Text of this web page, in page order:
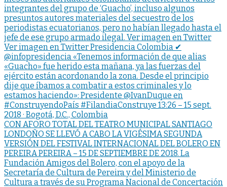
integrantes del grupo de ‘Guacho’, incluso algunos
presuntos autores materiales del secuestro de los
periodistas ecuatorianos, pero no habían llegado hasta el
jefe de ese grupo armado ilegal. Ver imagen en Twitter
Ver imagen en Twitter Presidencia Colombia ✔
@infopresidencia «Tenemos información de que alias
«Guacho» fue herido esta mañana, ya las fuerzas del
ejército están acordonando la zona. Desde el principio
dije que íbamos a combatir a estos criminales y lo
estamos haciendo»: Presidente @IvanDuque en
#ConstruyendoPaís #FilandiaConstruye 13:26 – 15 sept.
2018 · Bogotá, D.C., Colombia
CON AFORO TOTAL DEL TEATRO MUNICIPAL SANTIAGO
LONDOÑO SE LLEVÓ A CABO LA VIGÉSIMA SEGUNDA
VERSIÓN DEL FESTIVAL INTERNACIONAL DEL BOLERO EN
PEREIRA PEREIRA – 15 DE SEPTIEMBRE DE 2018. La
Fundación Amigos del Bolero, con el apoyo de la
Secretaría de Cultura de Pereira y del Ministerio de
Cultura a través de su Programa Nacional de Concertación